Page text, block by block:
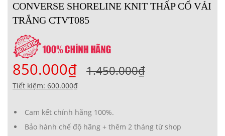
CONVERSE SHORELINE KNIT THẤP CỔ VẢI
TRẮNG CTVT085
850.000₫ 1.450.000₫
Tiết kiệm: 600.000₫
Cam kết chính hãng 100%.
Bảo hành chế độ hãng + thêm 2 tháng từ shop